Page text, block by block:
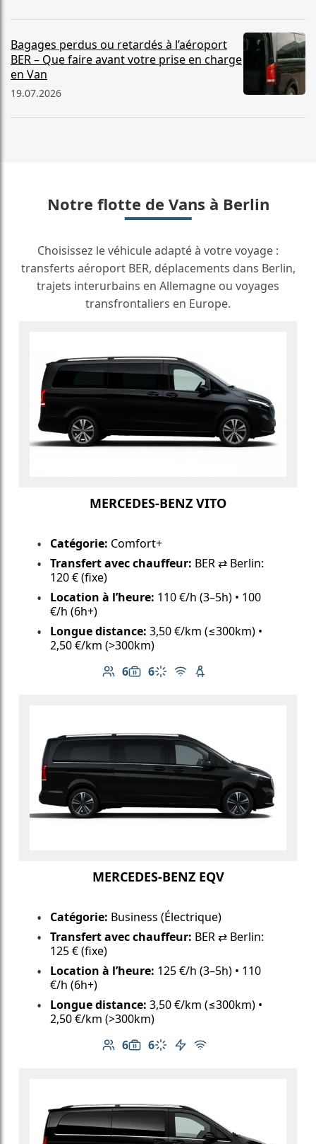
Bagages perdus ou retardés à l’aéroport
BER – Que faire avant votre prise en charge
en Van
19.07.2026
Notre flotte de Vans à Berlin
Choisissez le véhicule adapté à votre voyage :
transferts aéroport BER, déplacements dans Berlin,
trajets interurbains en Allemagne ou voyages
transfrontaliers en Europe.
MERCEDES-BENZ VITO
Catégorie: Comfort+
Transfert avec chauffeur: BER ⇄ Berlin:
120 € (fixe)
Location à l’heure: 110 €/h (3–5h) • 100
€/h (6h+)
Longue distance: 3,50 €/km (≤300km) •
2,50 €/km (>300km)
6
Nombre de passagers: 6
6
Capacité des bagages: 6
Climatisation
Wi-Fi gratuit
Siège enfant
MERCEDES-BENZ EQV
Catégorie: Business (Électrique)
Transfert avec chauffeur: BER ⇄ Berlin:
125 € (fixe)
Location à l’heure: 125 €/h (3–5h) • 110
€/h (6h+)
Longue distance: 3,50 €/km (≤300km) •
2,50 €/km (>300km)
6
Nombre de passagers: 6
6
Capacité des bagages: 6
Climatisation
Véhicule électrique
Wi-Fi gratuit